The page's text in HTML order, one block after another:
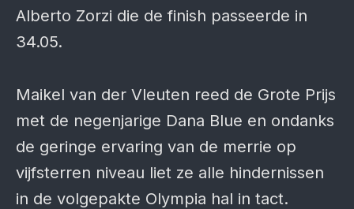
Alberto Zorzi die de finish passeerde in
34.05.
Maikel van der Vleuten reed de Grote Prijs
met de negenjarige Dana Blue en ondanks
de geringe ervaring van de merrie op
vijfsterren niveau liet ze alle hindernissen
in de volgepakte Olympia hal in tact.